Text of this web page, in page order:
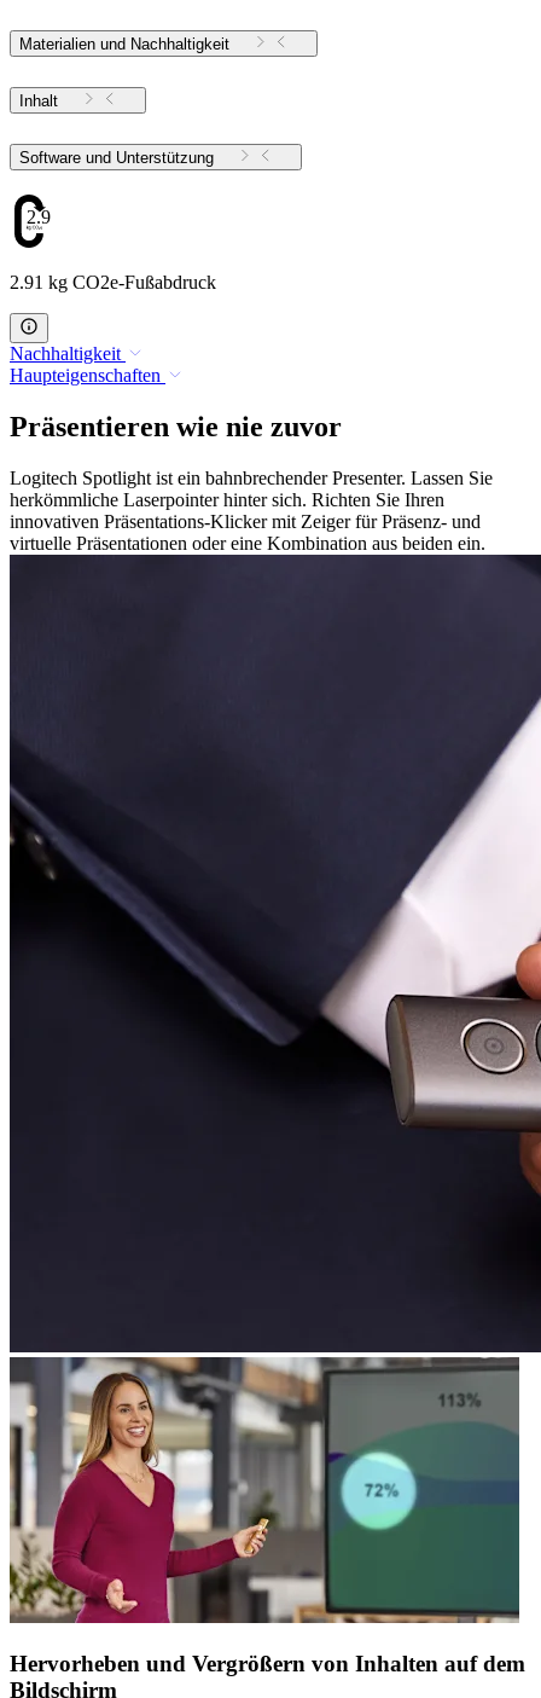
Materialien und Nachhaltigkeit
Inhalt
Software und Unterstützung
2.91
2.91 kg CO2e-Fußabdruck
Nachhaltigkeit
Haupteigenschaften
Präsentieren wie nie zuvor
Logitech Spotlight ist ein bahnbrechender Presenter. Lassen Sie
herkömmliche Laserpointer hinter sich. Richten Sie Ihren
innovativen Präsentations-Klicker mit Zeiger für Präsenz- und
virtuelle Präsentationen oder eine Kombination aus beiden ein.
Hervorheben und Vergrößern von Inhalten auf dem
Bildschirm